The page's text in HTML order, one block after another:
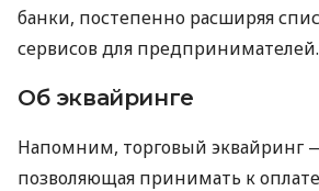
банки, постепенно расширяя
сервисов для предпринимателей.
Об эквайринге
Напомним, торговый эквайринг —
позволяющая принимать к